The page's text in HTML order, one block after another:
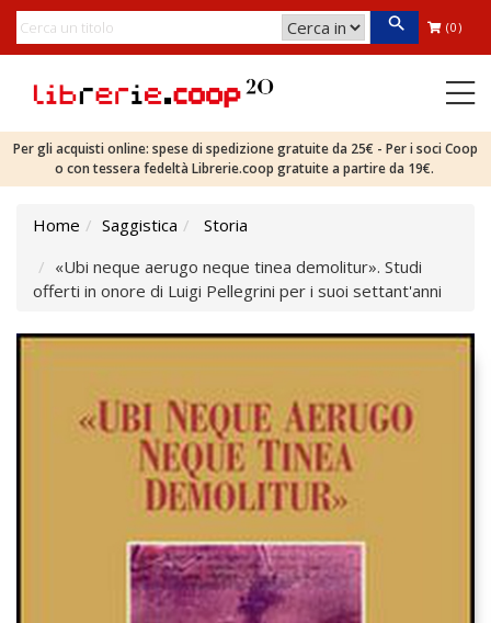
(0)
Per gli acquisti online: spese di spedizione gratuite da 25€ - Per i soci Coop
o con tessera fedeltà Librerie.coop gratuite a partire da 19€.
Home Saggistica
Storia
«Ubi neque aerugo neque tinea demolitur». Studi
offerti in onore di Luigi Pellegrini per i suoi settant'anni